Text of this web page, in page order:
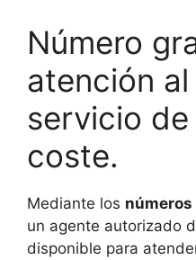
Número
atención
servicio
coste.
Mediante los
un agente autorizado
disponible para